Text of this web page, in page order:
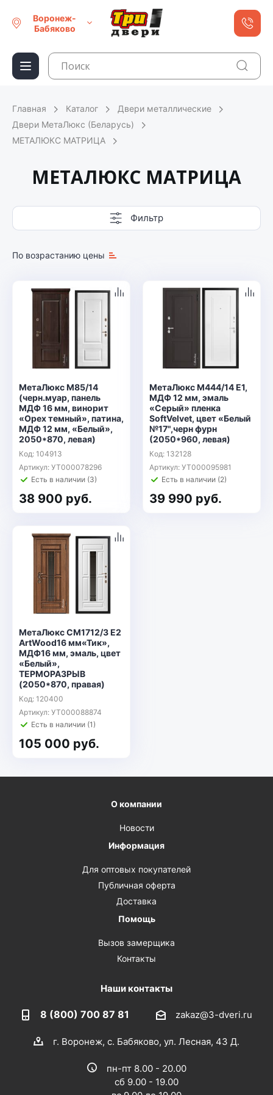
Воронеж-
Бабяково
Главная Каталог
Двери металлические
Двери МетаЛюкс (Беларусь)
МЕТАЛЮКС МАТРИЦА
МЕТАЛЮКС МАТРИЦА
Фильтр
По возрастанию цены
МетаЛюкс М85/14
(черн.муар, панель
МДФ 16 мм, винорит
«Орех темный», патина,
МДФ 12 мм, «Белый»,
2050*870, левая)
Код: 104913
Артикул: УТ000078296
Есть в наличии (3)
38 900 руб.
МетаЛюкс М444/14 E1,
МДФ 12 мм, эмаль
«Серый» пленка
SoftVelvet, цвет «Белый
№17",черн фурн
(2050*960, левая)
Код: 132128
Артикул: УТ000095981
Есть в наличии (2)
39 990 руб.
МетаЛюкс СМ1712/3 Е2
ArtWood16 мм«Тик»,
МДФ16 мм, эмаль, цвет
«Белый»,
ТЕРМОРАЗРЫВ
(2050*870, правая)
Код: 120400
Артикул: УТ000088874
Есть в наличии (1)
105 000 руб.
О компании
Новости
Информация
Для оптовых покупателей
Публичная оферта
Доставка
Помощь
Вызов замерщика
Контакты
Наши контакты
8 (800) 700 87 81 zakaz@3-dveri.ru
г. Воронеж, с. Бабяково, ул. Лесная, 43 Д.
пн-пт 8.00 - 20.00
сб 9.00 - 19.00